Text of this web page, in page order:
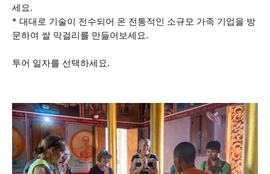
세요.
* 대대로 기술이 전수되어 온 전통적인 소규모 가족 기업을 방
문하여 쌀 막걸리를 만들어보세요.
투어 일자를 선택하세요.